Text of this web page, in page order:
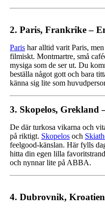
2. Paris, Frankrike –
Paris har alltid varit Paris,
filmiskt. Montmartre, små
mysiga som de ser ut. Du
beställa något gott och bara
känna sig lite som
3. Skopelos, Grekland
De där turkosa vikarna och
på riktigt. Skopelos och
feelgood‑känslan. Här fylls
hitta din egen lilla
och nynnar lite på ABBA.
4. Dubrovnik,